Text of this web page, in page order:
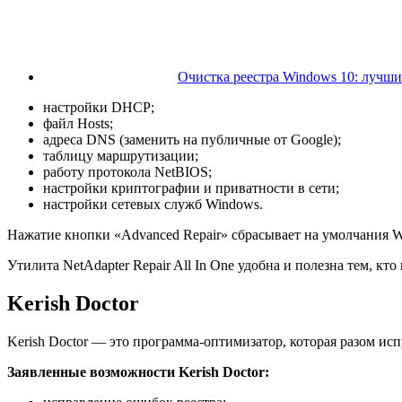
Очистка реестра Windows 10:
настройки DHCP;
файл Hosts;
адреса DNS (заменить на публичные от Google);
таблицу маршрутизации;
работу протокола NetBIOS;
настройки криптографии и приватности в сети;
настройки сетевых служб Windows.
Нажатие кнопки «Advanced Repair» сбрасывает на умолчания
Утилита NetAdapter Repair All In One удобна и полезна тем,
Kerish Doctor
Kerish Doctor — это программа-оптимизатор, которая разом
Заявленные возможности Kerish Doctor: